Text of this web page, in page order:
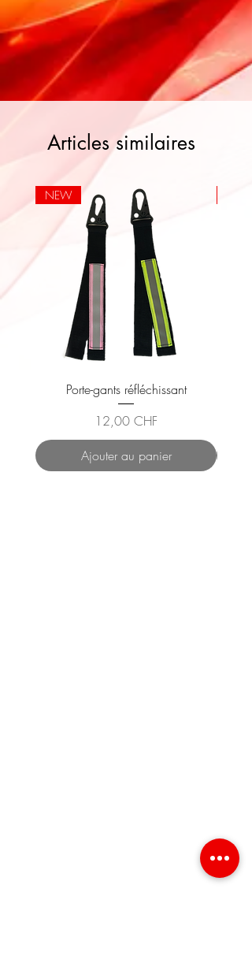
Articles similaires
NEW
Porte-gants réfléchissant
Prix
12,00 CHF
Ajouter au panier